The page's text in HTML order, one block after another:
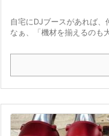
自宅にDJブースがあれば、
なぁ、「機材を揃えるのも